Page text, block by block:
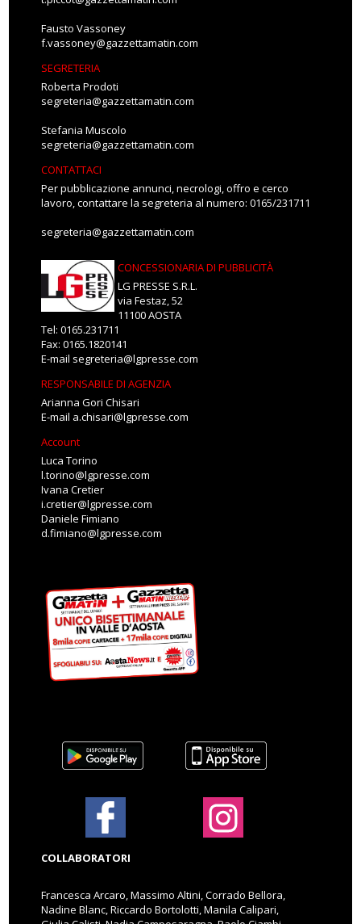
Fausto Vassoney
f.vassoney@gazzettamatin.com
SEGRETERIA
Roberta Prodoti
segreteria@gazzettamatin.com
Stefania Muscolo
segreteria@gazzettamatin.com
CONTATTACI
Per pubblicazione annunci, necrologi, offro e cerco
lavoro, contattare la segreteria al numero: 0165/231711
segreteria@gazzettamatin.com
CONCESSIONARIA DI PUBBLICITÀ
LG PRESSE S.R.L.
via Festaz, 52
11100 AOSTA
Tel: 0165.231711
Fax: 0165.1820141
E-mail segreteria@lgpresse.com
RESPONSABILE DI AGENZIA
Arianna Gori Chisari
E-mail a.chisari@lgpresse.com
Account
Luca Torino
l.torino@lgpresse.com
Ivana Cretier
i.cretier@lgpresse.com
Daniele Fimiano
d.fimiano@lgpresse.com
COLLABORATORI
Francesca Arcaro, Massimo Altini, Corrado Bellora,
Nadine Blanc, Riccardo Bortolotti, Manila Calipari,